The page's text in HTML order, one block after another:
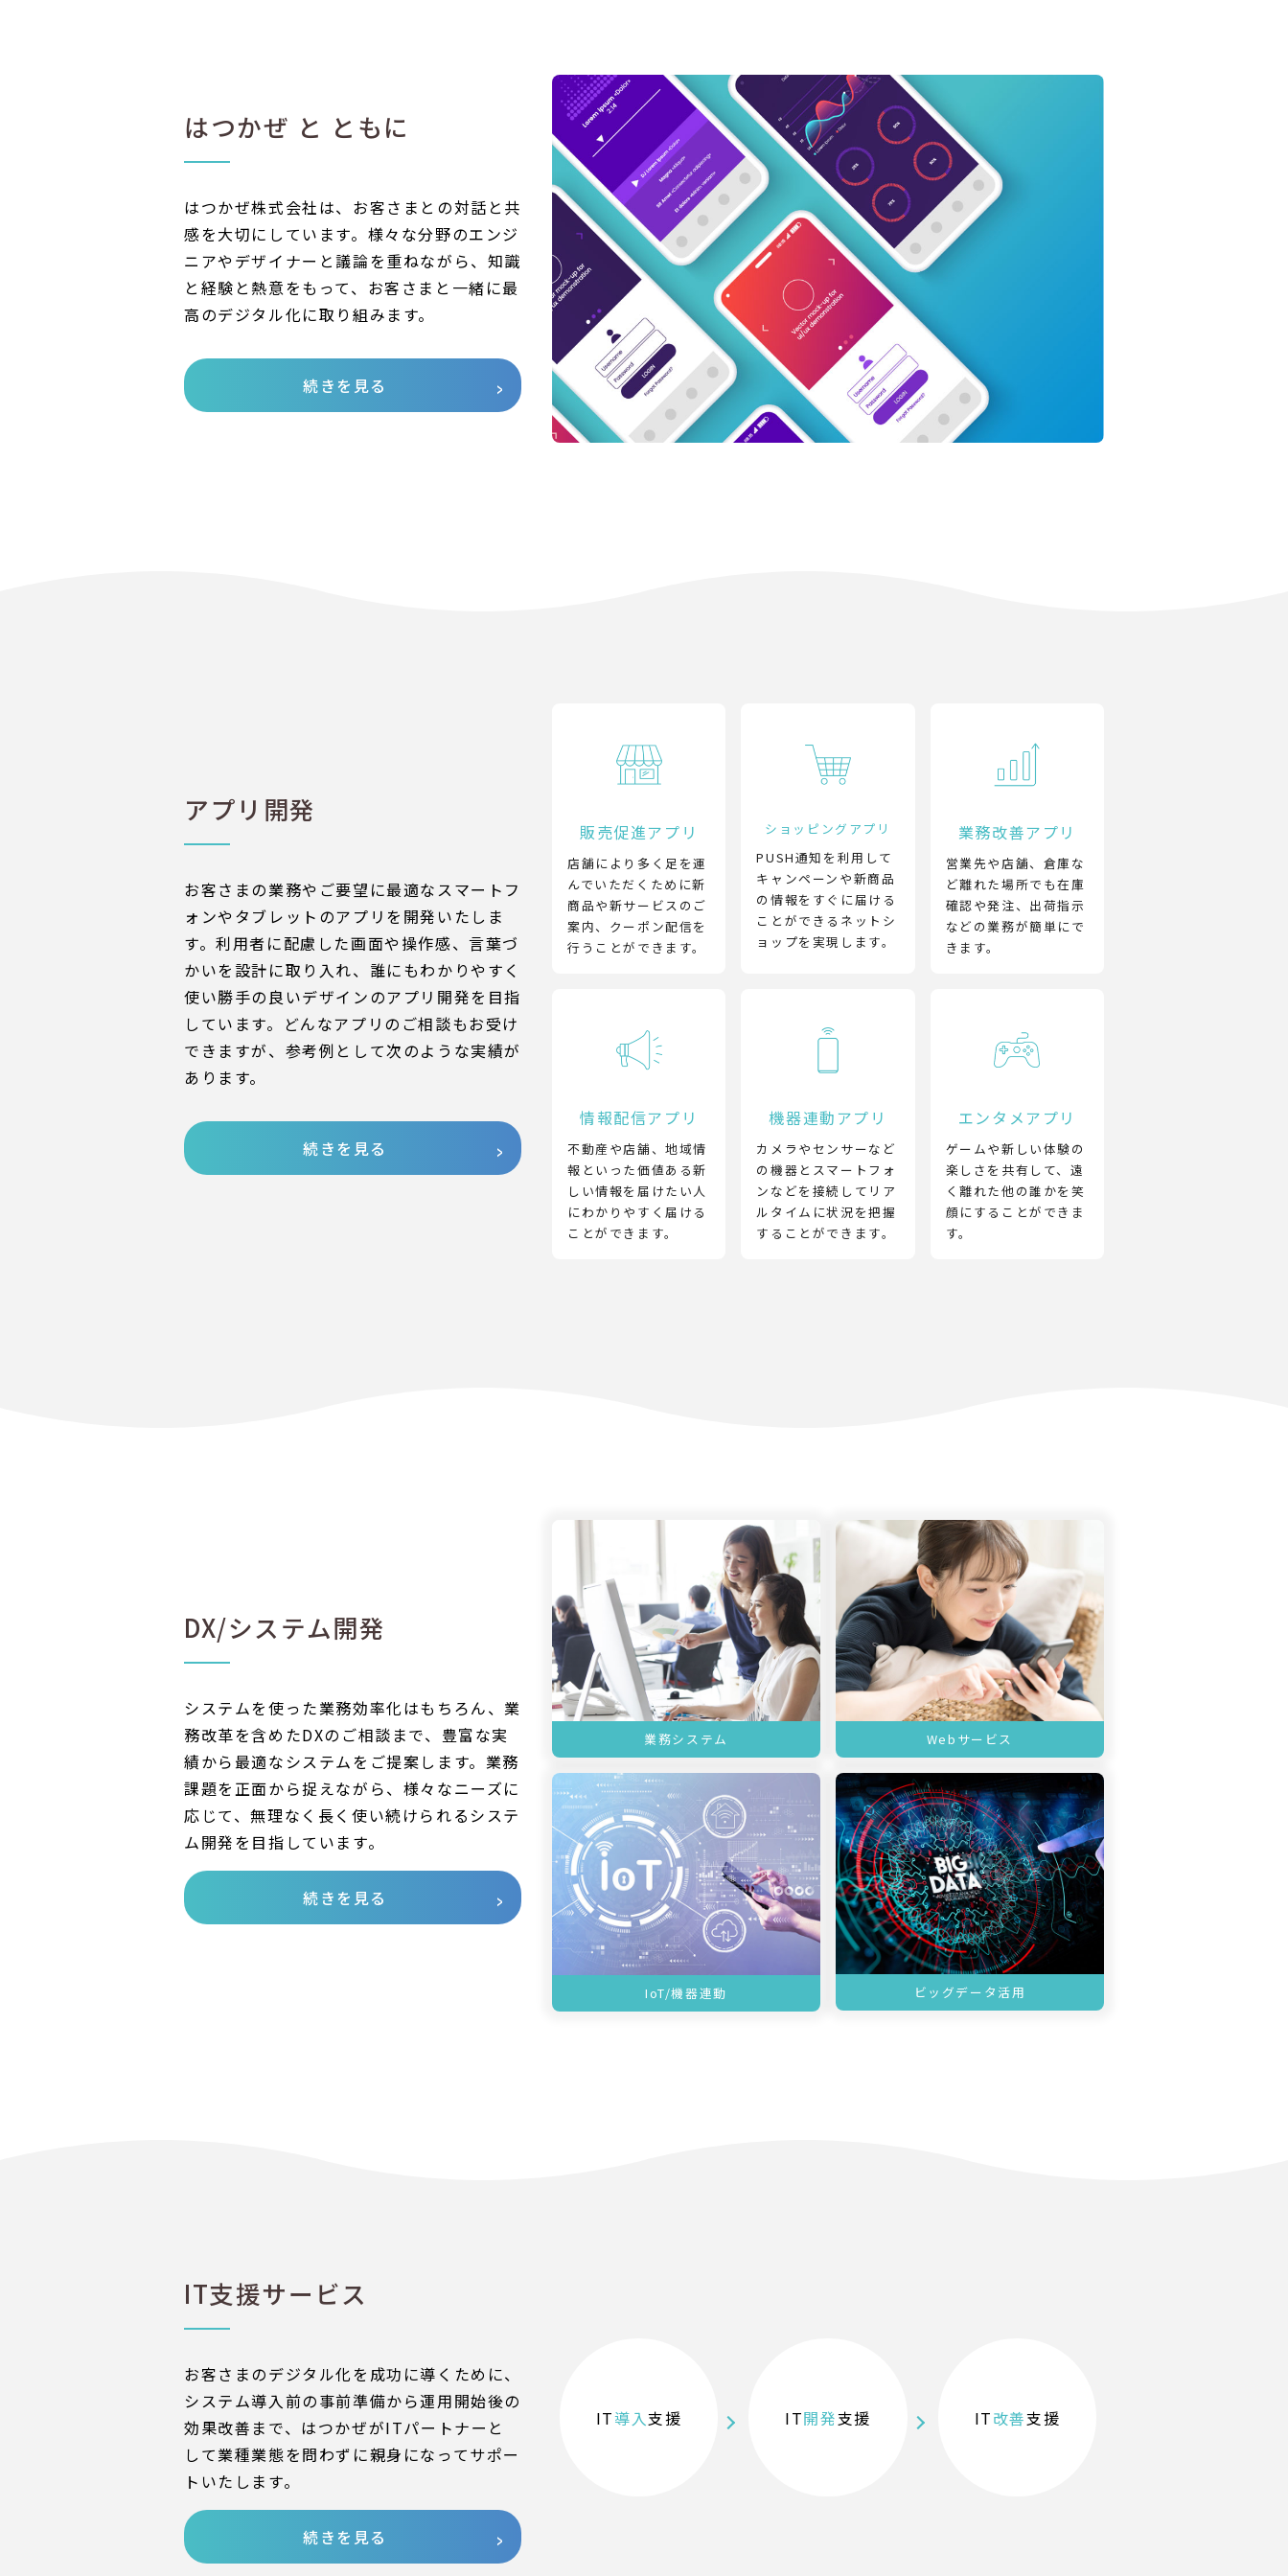
はつかぜ と ともに
はつかぜ株式会社は、お客さまとの対話と共
感を大切にしています。様々な分野のエンジ
ニアやデザイナーと議論を重ねながら、知識
と経験と熱意をもって、お客さまと一緒に最
高のデジタル化に取り組みます。
続きを見る
アプリ開発
お客さまの業務やご要望に最適なスマートフ
ォンやタブレットのアプリを開発いたしま
す。利用者に配慮した画面や操作感、言葉づ
かいを設計に取り入れ、誰にもわかりやすく
使い勝手の良いデザインのアプリ開発を目指
しています。どんなアプリのご相談もお受け
できますが、参考例として次のような実績が
あります。
続きを見る
販売促進アプリ
店舗により多く足を運
んでいただくために新
商品や新サービスのご
案内、クーポン配信を
行うことができます。
ショッピングアプリ
PUSH通知を利用して
キャンペーンや新商品
の情報をすぐに届ける
ことができるネットシ
ョップを実現します。
業務改善アプリ
営業先や店舗、倉庫な
ど離れた場所でも在庫
確認や発注、出荷指示
などの業務が簡単にで
きます。
情報配信アプリ
不動産や店舗、地域情
報といった価値ある新
しい情報を届けたい人
にわかりやすく届ける
ことができます。
機器連動アプリ
カメラやセンサーなど
の機器とスマートフォ
ンなどを接続してリア
ルタイムに状況を把握
することができます。
エンタメアプリ
ゲームや新しい体験の
楽しさを共有して、遠
く離れた他の誰かを笑
顔にすることができま
す。
DX/システム開発
システムを使った業務効率化はもちろん、業
務改革を含めたDXのご相談まで、豊富な実
績から最適なシステムをご提案します。業務
課題を正面から捉えながら、様々なニーズに
応じて、無理なく長く使い続けられるシステ
ム開発を目指しています。
続きを見る
業務システム Webサービス
IoT/機器連動 ビッグデータ活用
IT支援サービス
お客さまのデジタル化を成功に導くために、
システム導入前の事前準備から運用開始後の
効果改善まで、はつかぜがITパートナーと
して業種業態を問わずに親身になってサポー
トいたします。
続きを見る
IT導入支援 IT開発支援 IT改善支援